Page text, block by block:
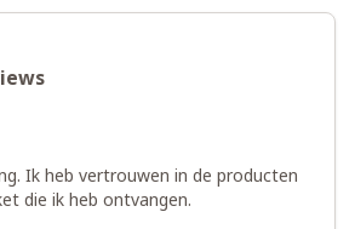
Ik heb vertrouwen in de producten
die ik heb ontvangen.